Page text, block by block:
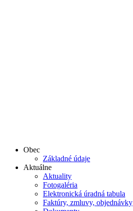
Obec
Základné údaje
Aktuálne
Aktuality
Fotogaléria
Elektronická úradná tabula
Faktúry, zmluvy, objednávky